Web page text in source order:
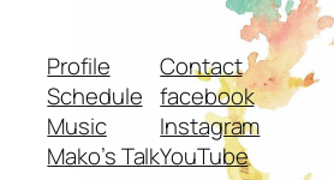
Profile
Schedule
Music
Mako’s Talk
Contact
facebook
Instagram
YouTube